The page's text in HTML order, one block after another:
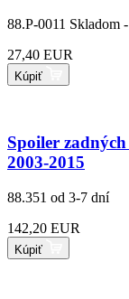
88.P-0011 Skladom
27,40 EUR
Kúpiť
Spoiler
2003-2015
88.351 od 3-7 dní
142,20 EUR
Kúpiť